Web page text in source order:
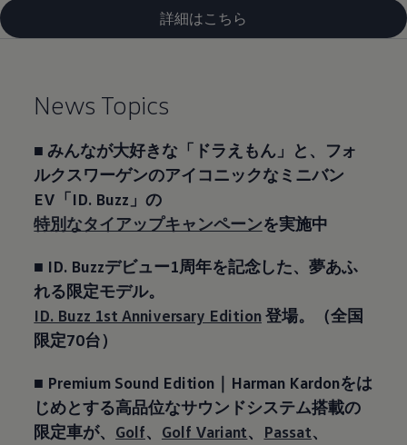
詳細はこちら
News Topics
■ みんなが大好きな「ドラえもん」と、フォ
ルクスワーゲンのアイコニックなミニバン
EV「ID. Buzz」の
特別なタイアップキャンペーンを実施中
■ ID. Buzzデビュー1周年を記念した、夢あふ
れる限定モデル。
ID. Buzz 1st Anniversary Edition登場。（全国
限定70台）
■ Premium Sound Edition｜Harman Kardonをは
じめとする高品位なサウンドシステム搭載の
限定車が、 Golf、 Golf Variant、 Passat、